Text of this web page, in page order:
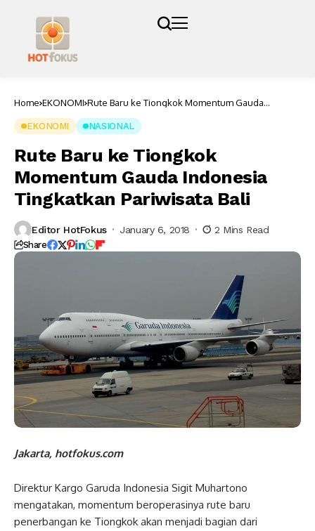
Home EKONOMI Rute Baru ke Tiongkok Momentum Gauda
EKONOMI NASIONAL
Rute Baru ke Tiongkok
Momentum Gauda Indonesia
Tingkatkan Pariwisata Bali
Editor HotFokus January 6, 2018 2 Mins Read
Share
Jakarta, hotfokus.com
Direktur Kargo Garuda Indonesia Sigit Muhartono
mengatakan, momentum beroperasinya rute baru
penerbangan ke Tiongkok akan menjadi bagian dari